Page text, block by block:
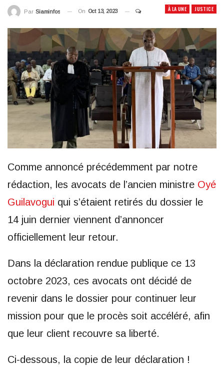
À LA UNE JUSTICE
Par Siaminfos On Oct 13, 2023
Comme annoncé précédemment par notre
rédaction, les avocats de l’ancien ministre Oyé
Guilavogui qui s’étaient retirés du dossier le
14 juin dernier viennent d’annoncer
officiellement leur retour.
Dans la déclaration rendue publique ce 13
octobre 2023, ces avocats ont décidé de
revenir dans le dossier pour continuer leur
mission pour que le procès soit accéléré, afin
que leur client recouvre sa liberté.
Ci-dessous, la copie de leur déclaration !